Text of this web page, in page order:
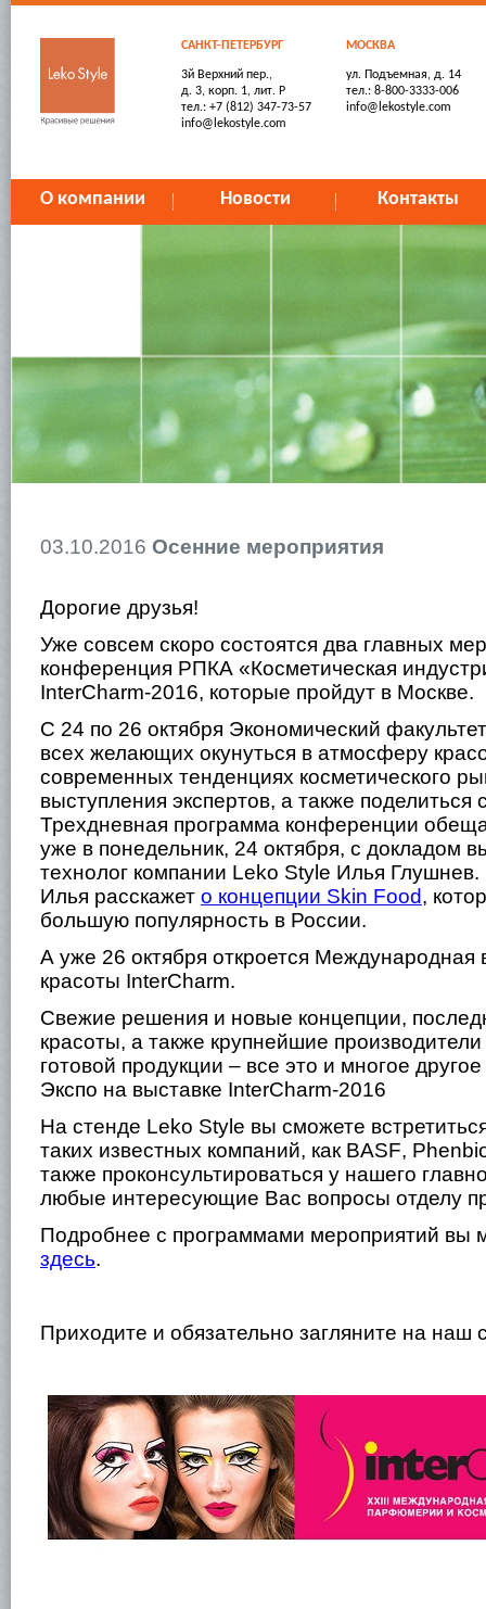
САНКТ-ПЕТЕРБУРГ
3й Верхний пер.,
д. 3, корп. 1, лит. Р
тел.: +7 (812) 347-73-57
info@lekostyle.com
МОСКВА
ул. Подъемная, д. 14
тел.: 8-800-3333-006
info@lekostyle.com
О компании Новости Контакты
03.10.2016 Осенние мероприятия
Дорогие друзья!
Уже совсем скоро состоятся два главных
конференция РПКА «Косметическая
InterCharm-2016, которые пройдут в Москве.
С 24 по 26 октября Экономический
всех желающих окунуться в атмосферу
современных тенденциях косметического
выступления экспертов, а также
Трехдневная программа конференции
уже в понедельник, 24 октября, с докладом
технолог компании Leko Style Илья
Илья расскажет о концепции Skin Food,
большую популярность в России.
А уже 26 октября откроется Международная
красоты InterCharm.
Свежие решения и новые концепции,
красоты, а также крупнейшие
готовой продукции – все это и многое
Экспо на выставке InterCharm-2016
На стенде Leko Style вы сможете
таких известных компаний, как BASF,
также проконсультироваться у нашего
любые интересующие Вас вопросы отделу
Подробнее с программами мероприятий вы
здесь.
Приходите и обязательно загляните на